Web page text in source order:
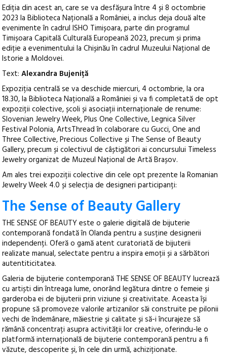
Ediția din acest an, care se va desfășura între 4 și 8 octombrie
2023 la Biblioteca Națională a României, a inclus deja două alte
evenimente în cadrul ISHO Timișoara, parte din programul
Timișoara Capitală Culturală Europeană 2023, precum și prima
ediție a evenimentului la Chișinău în cadrul Muzeului Național de
Istorie a Moldovei.
Text:Alexandra Bujeniță
Expoziția centrală se va deschide miercuri, 4 octombrie, la ora
18.30, la Biblioteca Națională a României și va fi completată de opt
expoziții colective, școli și asociații internaționale de renume:
Slovenian Jewelry Week, Plus One Collective, Legnica Silver
Festival Polonia, ArtsThread în colaborare cu Gucci, One and
Three Collective, Precious Collective și The Sense of Beauty
Gallery, precum și colectivul de câștigători ai concursului Timeless
Jewelry organizat de Muzeul Național de Artă Brașov.
Am ales trei expoziții colective din cele opt prezente la Romanian
Jewelry Week 4.0 și selecția de designeri participanți:
The Sense of Beauty Gallery
THE SENSE OF BEAUTY este o galerie digitală de bijuterie
contemporană fondată în Olanda pentru a susține designerii
independenți. Oferă o gamă atent curatoriată de bijuterii
realizate manual, selectate pentru a inspira emoții și a sărbători
autentiticitatea.
Galeria de bijuterie contemporană THE SENSE OF BEAUTY lucrează
cu artiști din întreaga lume, onorând legătura dintre o femeie și
garderoba ei de bijuterii prin viziune și creativitate. Aceasta își
propune să promoveze valorile artizanilor săi construite pe pilonii
vechi de îndemânare, măiestrie și calitate și să-i încurajeze să
rămână concentrați asupra activității lor creative, oferindu-le o
platformă internațională de bijuterie contemporană pentru a fi
văzute, descoperite și, în cele din urmă, achiziționate.